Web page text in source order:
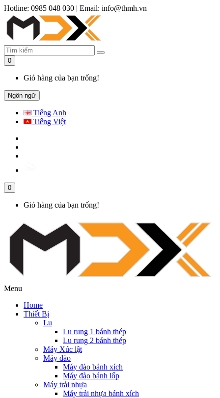
Hotline: 0985 048 030 | Email: info@thmh.vn
0
Giỏ hàng của bạn trống!
Ngôn ngữ
Tiếng Anh
Tiếng Việt
0
Giỏ hàng của bạn trống!
Menu
Home
Thiết Bị
Lu
Lu rung 1 bánh thép
Lu rung 2 bánh thép
Máy Xúc lật
Máy đào
Máy đào bánh xích
Máy đào bánh lốp
Máy trải nhựa
Máy trải nhựa bánh xích